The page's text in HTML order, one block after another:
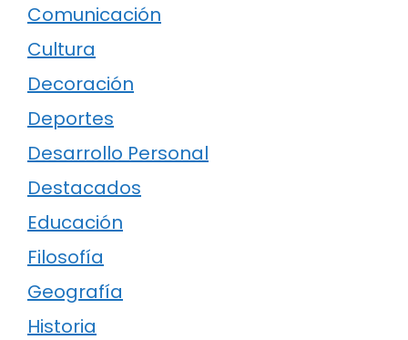
Comunicación
Cultura
Decoración
Deportes
Desarrollo Personal
Destacados
Educación
Filosofía
Geografía
Historia